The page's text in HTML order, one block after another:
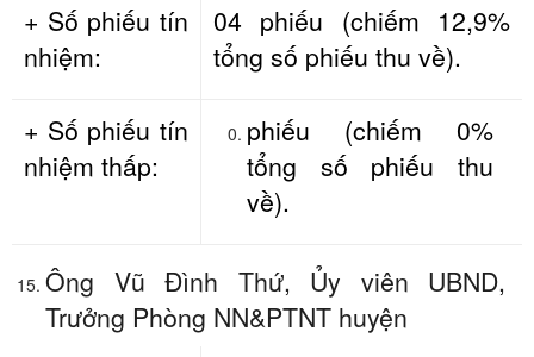
+ Số phiếu tín
nhiệm:
04 phiếu (chiếm 12,9%
tổng số phiếu thu về).
+ Số phiếu tín
nhiệm thấp:
phiếu (chiếm 0%
tổng số phiếu thu
về).
Ông Vũ Đình Thứ, Ủy viên UBND,
Trưởng Phòng NN&PTNT huyện